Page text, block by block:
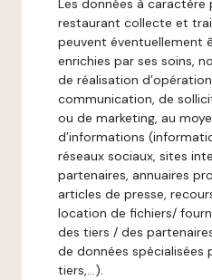
Les données à caractère
restaurant collecte et
peuvent éventuellement
enrichies par ses soins,
de réalisation
communication, de
ou de marketing, au
d’informations
réseaux sociaux, sites
partenaires, annuaires
articles de presse,
location de fichiers/
des tiers / des
de données spécialisées
tiers,…).